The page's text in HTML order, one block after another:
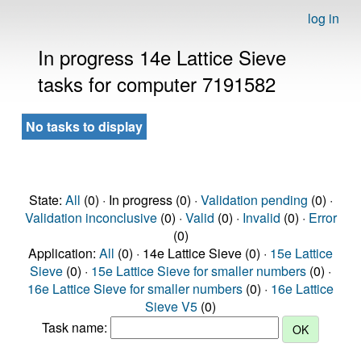
log in
In progress 14e Lattice Sieve
tasks for computer 7191582
No tasks to display
State: All (0) · In progress (0) · Validation pending (0) ·
Validation inconclusive(0) · Valid (0) · Invalid (0) · Error
(0)
Application: All (0) · 14e Lattice Sieve (0) · 15e Lattice
Sieve (0) · 15e Lattice Sieve for smaller numbers (0) ·
16e Lattice Sieve for smaller numbers (0) · 16e Lattice
Sieve V5 (0)
Task name: